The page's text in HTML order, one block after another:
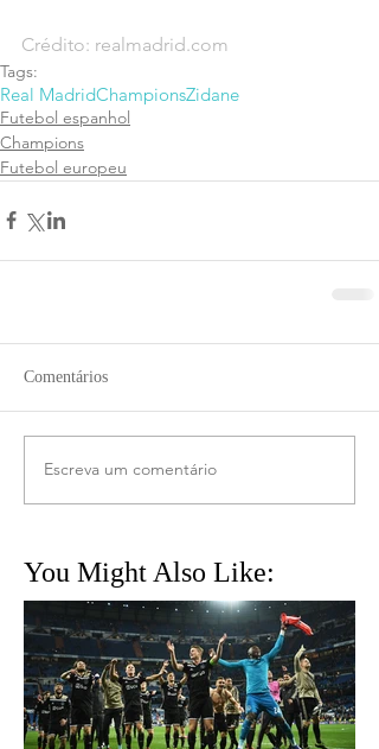
You Might Also Like:
Crédito: realmadrid.com
Tags:
Real MadridChampionsZidane
Futebol espanhol
Champions
Futebol europeu
Comentários
Escreva um comentário